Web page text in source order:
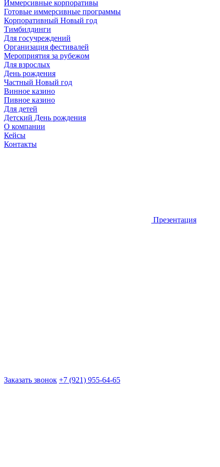
Иммерсивные корпоративы
Готовые иммерсивные программы
Корпоративный Новый год
Тимбилдинги
Для госучреждений
Организация фестивалей
Мероприятия за рубежом
Для взрослых
День рождения
Частный Новый год
Винное казино
Пивное казино
Для детей
Детский День рождения
О компании
Кейсы
Контакты
Презентация
Заказать звонок +7 (921) 955-64-65